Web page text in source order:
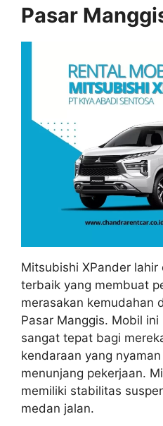
Pasar
Mitsubishi XPander
terbaik yang membuat
merasakan kemudahan
Pasar Manggis. Mobil
sangat tepat bagi
kendaraan yang
menunjang pekerjaan.
memiliki stabilitas
medan jalan.